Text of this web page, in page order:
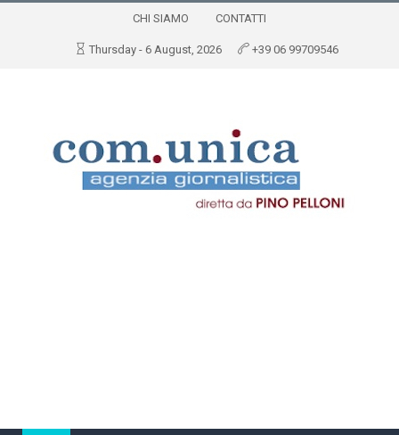
CHI SIAMO CONTATTI
Thursday - 6 August, 2026 +39 06 99709546